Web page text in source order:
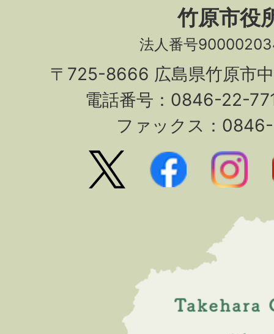
竹原市役
法人番号
〒725-8666 広島県竹原市
電話番号：0846-22-
ファックス：